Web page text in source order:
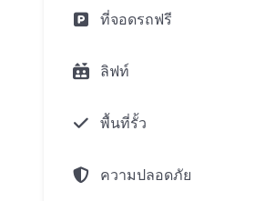
พื้นที่พักผ่อนที่มีสไตล์ตกแ
ข้อดีสำหรับเจ้าของ
เจ้าของอพาร์ทเมนที่ลากูน่า
สไตล์ที่หรูหราและสิทธิพิ
ที่จอดรถฟรี
ลิฟท์
พื้นที่รั้ว
ความปลอดภัย